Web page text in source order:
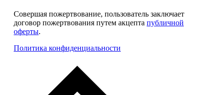
Совершая пожертвование, пользователь заключает
договор пожертвования путем акцепта публичной
оферты.
Политика конфиденциальности